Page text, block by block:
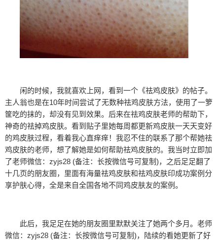
闲的时候，我就喜欢上网，看到一个《祛鸡皮肤》的帖子。
主人翁也是在10年时间尝试了无数种祛鸡皮肤方法，使用了一箩
筐吃的抹的，却没有见到效果。后来在祛鸡皮肤老师的帮助下，
神奇的祛掉鸡皮肤。看到贴子里她每周都更新鸡皮肤一天天变好
的鸡皮肤过程，看着我心直痒痒！我忍不住的联系了那个帮她祛
鸡皮肤的老师，想了解她是如何帮助祛鸡皮肤的。我当时立即加
了老师微信：zyjs28 (备注：长按微信号可复制)，之后足足翻了
十几页的朋友圈，里面有海量祛鸡皮肤和祛鸡皮肤印成功案例分
享护肤心得，全是来自全国各地不同鸡皮肤友的案例。
此后，我足足在她的朋友圈里默默关注了她两个多月。老师
微信：zyjs28 (备注：长按微信号可复制)，陆续的看她更新了好